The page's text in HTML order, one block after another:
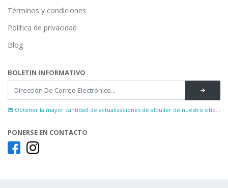
Términos y condiciones
Política de privacidad
Blog
BOLETIN INFORMATIVO
Obtener la mayor cantidad de actualizaciones de alquiler de nuestro sitio...
PONERSE EN CONTACTO